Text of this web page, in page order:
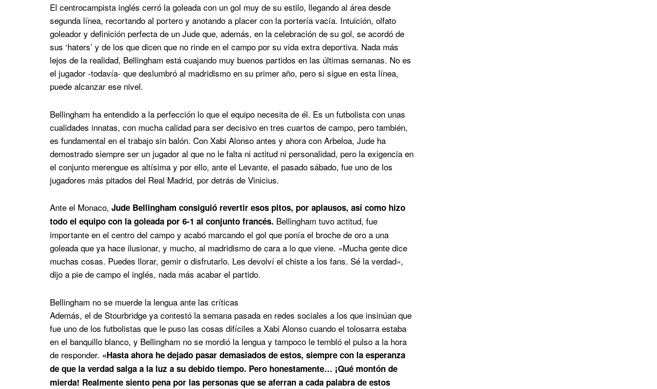
El centrocampista inglés cerró la goleada con un gol muy de su estilo, llegando al área desde
segunda línea, recortando al portero y anotando a placer con la portería vacía. Intuición, olfato
goleador y definición perfecta de un Jude que, además, en la celebración de su gol, se acordó de
sus ‘haters’ y de los que dicen que no rinde en el campo por su vida extra deportiva. Nada más
lejos de la realidad, Bellingham está cuajando muy buenos partidos en las últimas semanas. No es
el jugador -todavía- que deslumbró al madridismo en su primer año, pero si sigue en esta línea,
puede alcanzar ese nivel.
Bellingham ha entendido a la perfección lo que el equipo necesita de él. Es un futbolista con unas
cualidades innatas, con mucha calidad para ser decisivo en tres cuartos de campo, pero también,
es fundamental en el trabajo sin balón. Con Xabi Alonso antes y ahora con Arbeloa, Jude ha
demostrado siempre ser un jugador al que no le falta ni actitud ni personalidad, pero la exigencia en
el conjunto merengue es altísima y por ello, ante el Levante, el pasado sábado, fue uno de los
jugadores más pitados del Real Madrid, por detrás de Vinicius.
Ante el Monaco, Jude Bellingham consiguió revertir esos pitos, por aplausos, así como hizo
todo el equipo con la goleada por 6-1 al conjunto francés. Bellingham tuvo actitud, fue
importante en el centro del campo y acabó marcando el gol que ponía el broche de oro a una
goleada que ya hace ilusionar, y mucho, al madridismo de cara a lo que viene. «Mucha gente dice
muchas cosas. Puedes llorar, gemir o disfrutarlo. Les devolví el chiste a los fans. Sé la verdad»,
dijo a pie de campo el inglés, nada más acabar el partido.
Bellingham no se muerde la lengua ante las críticas
Además, el de Stourbridge ya contestó la semana pasada en redes sociales a los que insinúan que
fue uno de los futbolistas que le puso las cosas difíciles a Xabi Alonso cuando el tolosarra estaba
en el banquillo blanco, y Bellingham no se mordió la lengua y tampoco le tembló el pulso a la hora
de responder. «Hasta ahora he dejado pasar demasiados de estos, siempre con la esperanza
de que la verdad salga a la luz a su debido tiempo. Pero honestamente… ¡Qué montón de
mierda! Realmente siento pena por las personas que se aferran a cada palabra de estos